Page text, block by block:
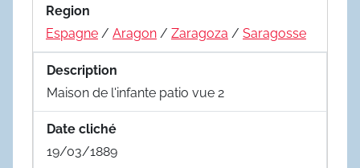
Region
Espagne / Aragon / Zaragoza / Saragosse
Description
Maison de l'infante patio vue 2
Date cliché
19/03/1889